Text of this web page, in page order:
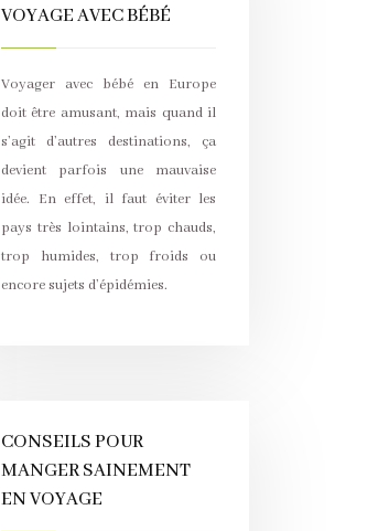
VOYAGE AVEC BÉBÉ
Voyager avec bébé en Europe
doit être amusant, mais quand il
s’agit d’autres destinations, ça
devient parfois une mauvaise
idée. En effet, il faut éviter les
pays très lointains, trop chauds,
trop humides, trop froids ou
encore sujets d’épidémies.
CONSEILS POUR
MANGER SAINEMENT
EN VOYAGE